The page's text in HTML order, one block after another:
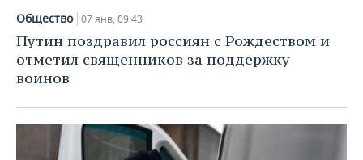
Общество 07 янв, 09:43
Путин поздравил россиян с Рождеством и
отметил священников за поддержку
воинов